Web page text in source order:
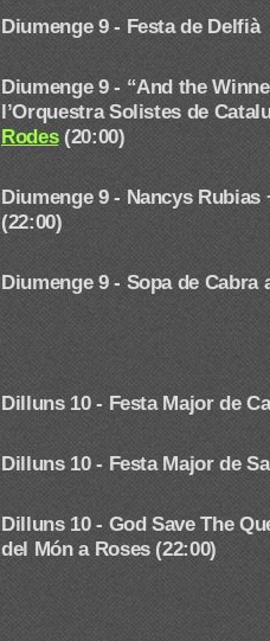
Diumenge 9 - Festa de Delfià
Diumenge 9 - “And the
l’Orquestra Solistes de
Rodes(20:00)
Diumenge 9 - Nancys Rubias
(22:00)
Diumenge 9 - Sopa de
Dilluns 10 - Festa Major de
Dilluns 10 - Festa Major de
Dilluns 10 - God Save The
del Món a Roses (22:00)